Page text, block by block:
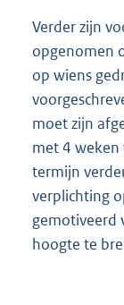
Verder zijn
opgenomen
op wiens
moet zijn
met 4 weken
termijn
verplichting
gemotiveerd
hoogte te